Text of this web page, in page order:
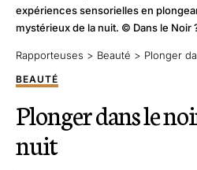
expériences sensorielles en
mystérieux de la nuit. © Dans le Noir
Rapporteuses > Beauté > Plonger
BEAUTÉ
Plonger dans le
nuit